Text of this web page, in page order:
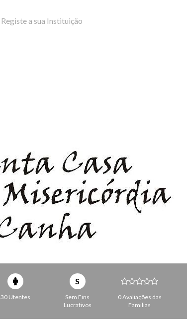
Registe a sua Instituição
30 Utentes
S
Sem Fins
Lucrativos
0 Avaliações das
Familias